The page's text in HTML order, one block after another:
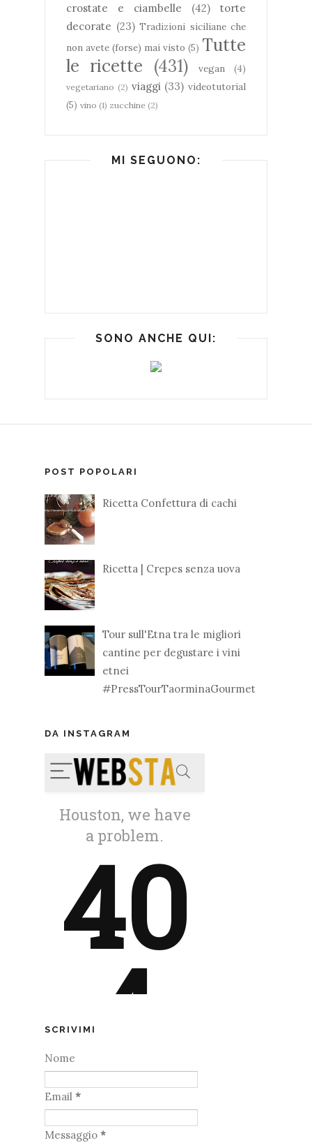
crostate e ciambelle
(42)
torte
decorate (23) Tradizioni siciliane che
non avete (forse) mai visto (5) Tutte
le ricette (431) vegan (4)
vegetariano (2) viaggi (33) videotutorial
(5) vino (1) zucchine (2)
MI SEGUONO:
SONO ANCHE QUI:
POST POPOLARI
Ricetta Confettura di cachi
Ricetta | Crepes senza uova
Tour sull'Etna tra le migliori
cantine per degustare i vini
etnei
#PressTourTaorminaGourmet
DA INSTAGRAM
SCRIVIMI
Nome
Email *
Messaggio *